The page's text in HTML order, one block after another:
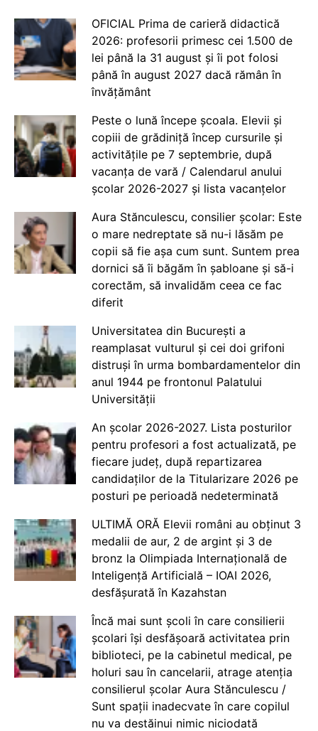
OFICIAL Prima de carieră didactică
2026: profesorii primesc cei 1.500 de
lei până la 31 august și îi pot folosi
până în august 2027 dacă rămân în
învățământ
Peste o lună începe școala. Elevii și
copiii de grădiniță încep cursurile și
activitățile pe 7 septembrie, după
vacanța de vară / Calendarul anului
școlar 2026-2027 și lista vacanțelor
Aura Stănculescu, consilier școlar: Este
o mare nedreptate să nu-i lăsăm pe
copii să fie așa cum sunt. Suntem prea
dornici să îi băgăm în șabloane și să-i
corectăm, să invalidăm ceea ce fac
diferit
Universitatea din București a
reamplasat vulturul și cei doi grifoni
distruși în urma bombardamentelor din
anul 1944 pe frontonul Palatului
Universității
An școlar 2026-2027. Lista posturilor
pentru profesori a fost actualizată, pe
fiecare județ, după repartizarea
candidaților de la Titularizare 2026 pe
posturi pe perioadă nedeterminată
ULTIMĂ ORĂ Elevii români au obținut 3
medalii de aur, 2 de argint și 3 de
bronz la Olimpiada Internațională de
Inteligență Artificială – IOAI 2026,
desfășurată în Kazahstan
Încă mai sunt școli în care consilierii
școlari își desfășoară activitatea prin
biblioteci, pe la cabinetul medical, pe
holuri sau în cancelarii, atrage atenția
consilierul școlar Aura Stănculescu /
Sunt spații inadecvate în care copilul
nu va destăinui nimic niciodată